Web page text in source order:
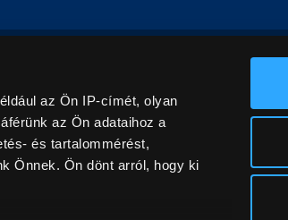
az Ön IP-címét, olyan
az Ön adataihoz a
és tartalommérést,
Önnek. Ön dönt arról, hogy ki
Áruházlánc